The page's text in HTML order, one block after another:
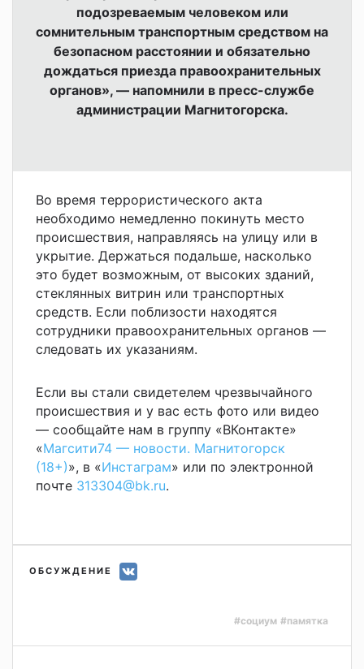
подозреваемым человеком или
сомнительным транспортным средством на
безопасном расстоянии и обязательно
дождаться приезда правоохранительных
органов», — напомнили в пресс-службе
администрации Магнитогорска.
Во время террористического акта
необходимо немедленно покинуть место
происшествия, направляясь на улицу или в
укрытие. Держаться подальше, насколько
это будет возможным, от высоких зданий,
стеклянных витрин или транспортных
средств. Если поблизости находятся
сотрудники правоохранительных органов —
следовать их указаниям.
Если вы стали свидетелем чрезвычайного
происшествия и у вас есть фото или видео
— сообщайте нам в группу «ВКонтакте»
«Магсити74 — новости. Магнитогорск
(18+)», в «Инстаграм» или по электронной
почте 313304@bk.ru.
ОБСУЖДЕНИЕ
#социум #памятка